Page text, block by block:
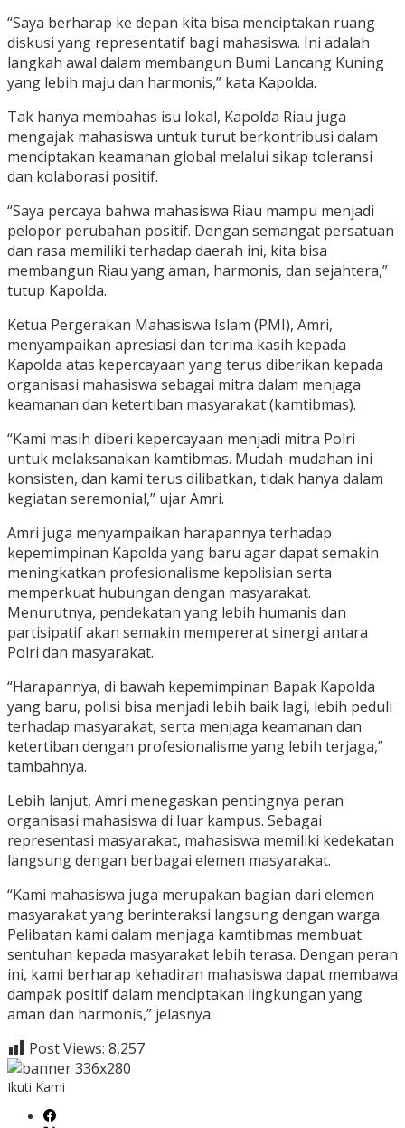
“Saya berharap ke depan kita bisa menciptakan ruang
diskusi yang representatif bagi mahasiswa. Ini adalah
langkah awal dalam membangun Bumi Lancang Kuning
yang lebih maju dan harmonis,” kata Kapolda.
Tak hanya membahas isu lokal, Kapolda Riau juga
mengajak mahasiswa untuk turut berkontribusi dalam
menciptakan keamanan global melalui sikap toleransi
dan kolaborasi positif.
“Saya percaya bahwa mahasiswa Riau mampu menjadi
pelopor perubahan positif. Dengan semangat persatuan
dan rasa memiliki terhadap daerah ini, kita bisa
membangun Riau yang aman, harmonis, dan sejahtera,”
tutup Kapolda.
Ketua Pergerakan Mahasiswa Islam (PMI), Amri,
menyampaikan apresiasi dan terima kasih kepada
Kapolda atas kepercayaan yang terus diberikan kepada
organisasi mahasiswa sebagai mitra dalam menjaga
keamanan dan ketertiban masyarakat (kamtibmas).
“Kami masih diberi kepercayaan menjadi mitra Polri
untuk melaksanakan kamtibmas. Mudah-mudahan ini
konsisten, dan kami terus dilibatkan, tidak hanya dalam
kegiatan seremonial,” ujar Amri.
Amri juga menyampaikan harapannya terhadap
kepemimpinan Kapolda yang baru agar dapat semakin
meningkatkan profesionalisme kepolisian serta
memperkuat hubungan dengan masyarakat.
Menurutnya, pendekatan yang lebih humanis dan
partisipatif akan semakin mempererat sinergi antara
Polri dan masyarakat.
“Harapannya, di bawah kepemimpinan Bapak Kapolda
yang baru, polisi bisa menjadi lebih baik lagi, lebih peduli
terhadap masyarakat, serta menjaga keamanan dan
ketertiban dengan profesionalisme yang lebih terjaga,”
tambahnya.
Lebih lanjut, Amri menegaskan pentingnya peran
organisasi mahasiswa di luar kampus. Sebagai
representasi masyarakat, mahasiswa memiliki kedekatan
langsung dengan berbagai elemen masyarakat.
“Kami mahasiswa juga merupakan bagian dari elemen
masyarakat yang berinteraksi langsung dengan warga.
Pelibatan kami dalam menjaga kamtibmas membuat
sentuhan kepada masyarakat lebih terasa. Dengan peran
ini, kami berharap kehadiran mahasiswa dapat membawa
dampak positif dalam menciptakan lingkungan yang
aman dan harmonis,” jelasnya.
Post Views: 8,257
Ikuti Kami